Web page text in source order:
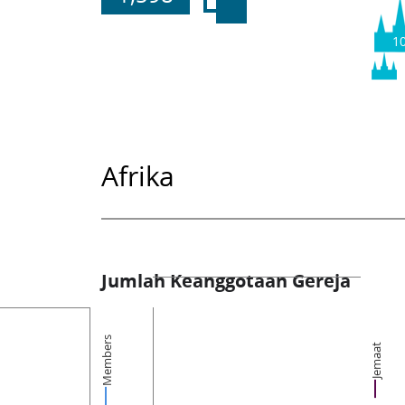
Afrika
Jumlah Keanggotaan Gereja
Members Jemaat